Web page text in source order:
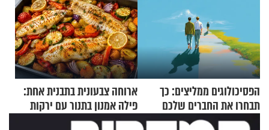
הפסיכולוגים ממליצים: כך
תבחרו את החברים שלכם
בחיים
ארוחה צבעונית בתבנית אחת:
פילה אמנון בתנור עם ירקות